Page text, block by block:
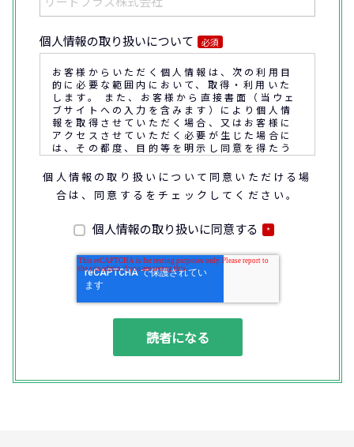
個人情報の取り扱いについて 必須
お客様からいただく個人情報は、次の利用目
的に必要な範囲内において、取得・利用いた
します。 また、お客様から直接書面（当ウェ
ブサイトへの入力を含みます）により個人情
報を取得させていただく場合、又はお客様に
アクセスさせていただく必要が生じた場合に
は、その都度、目的等を明示し同意を得たう
えで取得又はアクセスさせていただきます。
なお、通話内容の確認や応対品質の評価・研
客様との通話内容を書面、音声又は電子的方
法により記録させていただくことがありま
◆個人情報の利用目的
(1) お問い合わせいただいた内容やご相談に
行、その他業務上必要な事務連絡を行うため
(3) ご要望いただいた資料の発送や確認した
(4) ダイレクトメール、電子メール、電話等
個人情報の取り扱いについて同意いただける場
合は、同意するをチェックしてください。
個人情報の取り扱いに同意する *